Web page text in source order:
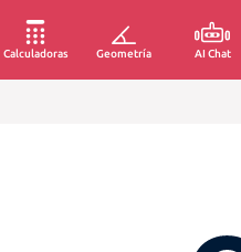
Calculadoras Geometría AI Chat